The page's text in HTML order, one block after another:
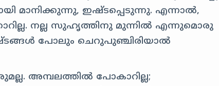
മാനിക്കുന്നു, ഇഷ്ടപ്പെടുന്നു. എന്നാല്‍,
നല്ല സുഹൃത്തിനു മുന്നില്‍ എന്നുമൊരു
പോലും ചെറുപുഞ്ചിരിയാല്‍
അമ്പലത്തില്‍ പോകാറില്ല;